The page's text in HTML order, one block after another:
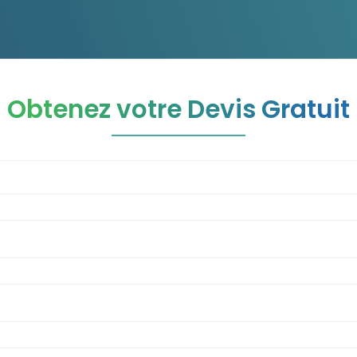
Obtenez votre Devis Gratuit